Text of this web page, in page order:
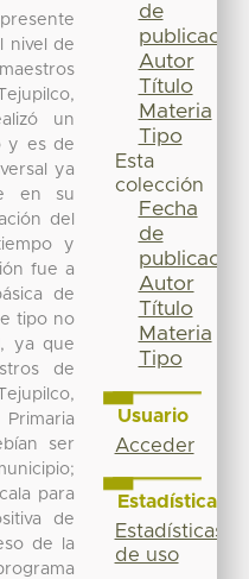
nivel de
un
y es de
ya
en su
del
y
fue a
de
tipo no
ya que
de
ser
para
de
de la
de
publicación
Autor
Título
Materia
Tipo
Esta
colección
Fecha
de
publicación
Autor
Título
Materia
Tipo
Usuario
Acceder
Estadísticas
Estadísticas
de uso